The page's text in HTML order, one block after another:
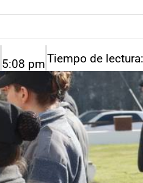
5:08 pmTiempo de